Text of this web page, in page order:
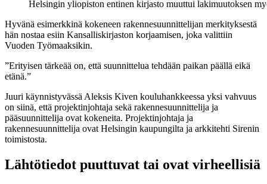
Helsingin yliopiston entinen kirjasto muuttui lakimuutoksen
Hyvänä esimerkkinä kokeneen rakennesuunnittelijan merkityksestä
hän nostaa esiin Kansalliskirjaston korjaamisen, joka valittiin
Vuoden Työmaaksikin.
”Erityisen tärkeää on, että suunnittelua tehdään paikan päällä eikä
etänä.”
Juuri käynnistyvässä Aleksis Kiven kouluhankkeessa yksi vahvuus
on siinä, että projektinjohtaja sekä rakennesuunnittelija ja
pääsuunnittelija ovat kokeneita. Projektinjohtaja ja
rakennesuunnittelija ovat Helsingin kaupungilta ja arkkitehti Sirenin
toimistosta.
Lähtötiedot puuttuvat tai ovat virheellisiä